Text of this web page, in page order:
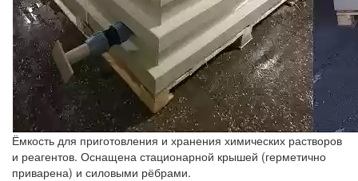
Ёмкость для приготовления и хранения химических растворов
и реагентов. Оснащена стационарной крышей (герметично
приварена) и силовыми рёбрами.